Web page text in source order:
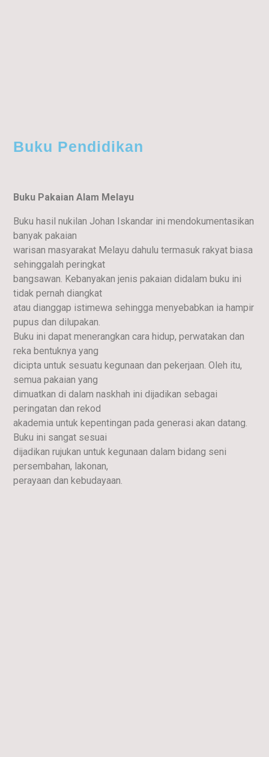
Buku Pendidikan
Buku Pakaian Alam Melayu
Buku hasil nukilan Johan Iskandar ini mendokumentasikan
banyak pakaian
warisan masyarakat Melayu dahulu termasuk rakyat biasa
sehinggalah peringkat
bangsawan. Kebanyakan jenis pakaian didalam buku ini
tidak pernah diangkat
atau dianggap istimewa sehingga menyebabkan ia hampir
pupus dan dilupakan.
Buku ini dapat menerangkan cara hidup, perwatakan dan
reka bentuknya yang
dicipta untuk sesuatu kegunaan dan pekerjaan. Oleh itu,
semua pakaian yang
dimuatkan di dalam naskhah ini dijadikan sebagai
peringatan dan rekod
akademia untuk kepentingan pada generasi akan datang.
Buku ini sangat sesuai
dijadikan rujukan untuk kegunaan dalam bidang seni
persembahan, lakonan,
perayaan dan kebudayaan.